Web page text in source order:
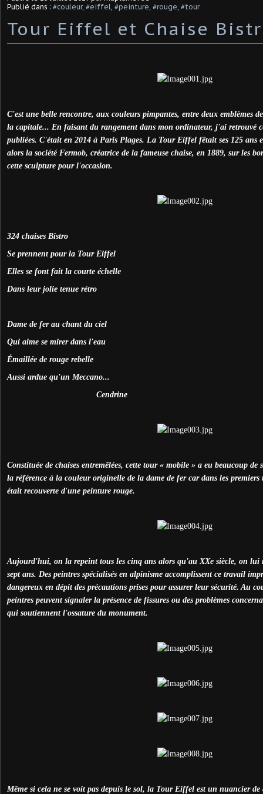
Publié dans : #couleur, #eiffel #peinture #rouge #tour
Tour Eiffel et Chaise
C'est une belle rencontre, aux couleurs pimpantes, entre deux emblèmes
la capitale... En faisant du rangement dans mon ordinateur, j'ai retrouvé
publiées. C'était en 2014 à Paris Plages. La Tour Eiffel fêtait ses 125 ans
alors la société Fermob, créatrice de la fameuse chaise, en 1889, sur les
cette sculpture pour l'occasion.
324 chaises Bistro
Se prennent pour la Tour Eiffel
Elles se font fait la courte échelle
Dans leur jolie tenue rétro
Dame de fer au chant du ciel
Qui aime se mirer dans l'eau
Émaillée de rouge rebelle
Aussi ardue qu'un Meccano...
Cendrine
Constituée de chaises entremêlées, cette tour « mobile » a eu beaucoup de
la référence à la couleur originelle de la dame de fer car dans les premiers
était recouverte d'une peinture rouge.
Aujourd'hui, on la repeint tous les cinq ans alors qu'au XXe siècle, on lui
sept ans. Des peintres spécialisés en alpinisme accomplissent ce travail
dangereux en dépit des précautions prises pour assurer leur sécurité. Au
peintres peuvent signaler la présence de fissures ou des problèmes
qui soutiennent l'ossature du monument.
Même si cela ne se voit pas depuis le sol, la Tour Eiffel est un nuancier